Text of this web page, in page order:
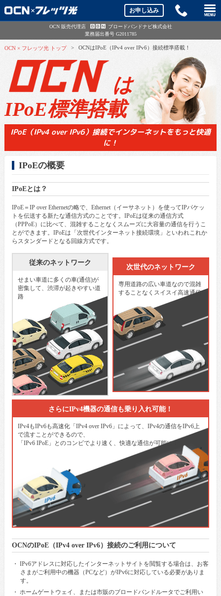
お申し込み e
OCN 販売代理店 B B N
ブロードバンドナビ株式会社
業務届出番号 G2011785
OCN × フレッツ光 トップ > OCNはIPoE（IPv4 over IPv6）接続標準搭載！
は
IPoE標準搭載
IPoE（IPv4 over IPv6）接続でインターネットをもっと快適
に！
IPoEの概要
IPoEとは？
IPoE＝IP over Ethernetの略で、Ethernet（イーサネット）を使ってIPパケッ
トを伝送する新たな通信方式のことです。IPoEは従来の通信方式
（PPPoE）に比べて、混雑することなくスムーズに大容量の通信を行うこ
とができます。IPoEは「次世代インターネット接続環境」といわれこれか
らスタンダードとなる回線方式です。
従来のネットワーク
せまい車道に多くの車(通信)が
密集して、渋滞が起きやすい道
路
次世代のネットワーク
専用道路の広い車道なので混雑
することなくスイスイ高速通信
さらにIPv4機器の通信も乗り入れ可能！
IPv4もIPv6も高速化「IPv4 over IPv6」によって、IPv4の通信をIPv6上
で流すことができるので、
「IPv6 IPoE」とのコンビでより速く、快適な通信が可能に！
OCNのIPoE（IPv4 over IPv6）接続のご利用について
・ IPv6アドレスに対応したインターネットサイトを閲覧する場合は、お客
さまがご利用中の機器（PCなど）がIPv6に対応している必要がありま
す。
・ ホームゲートウェイ、または市販のブロードバンドルータでご利用い